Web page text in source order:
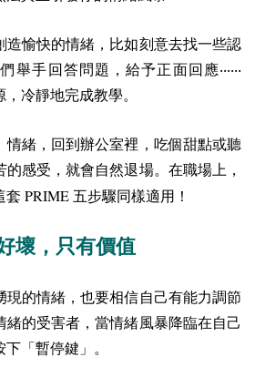
造愉快的情緒，比如刻意去找一些認
手回答問題，給予正面回應‧‧‧‧‧‧
冷靜地完成教學。
情緒，回到辦公室裡，吃個甜點或聽
感受，就會自然退場。在職場上，
套 PRIME 五步驟同樣適用！
壞，只有價值
現的情緒，也要相信自己有能力調節
緒的受害者，當情緒風暴降臨在自己
「暫停鍵」。